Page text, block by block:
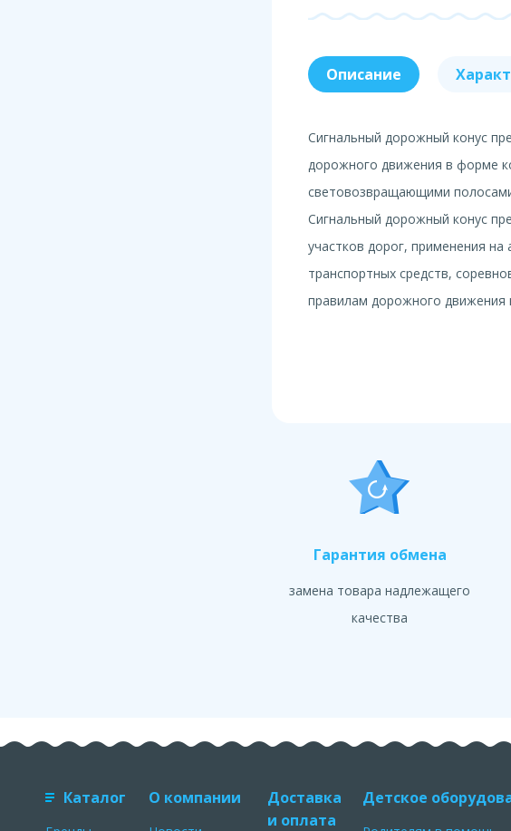
Описание
Сигнальный дорожный конус
дорожного движения в форме
световозвращающими
Сигнальный дорожный конус
участков дорог, применения
транспортных средств,
правилам дорожного движения
Гарантия обмена
замена товара надлежащего
качества
Каталог О компании
Доставка
и оплата
Детское